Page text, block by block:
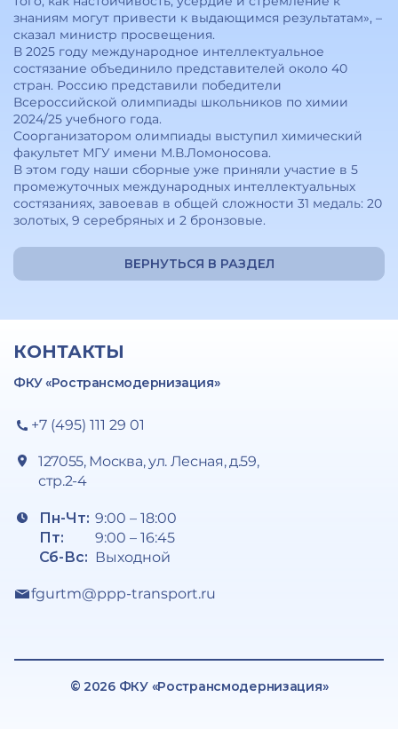
знаниям могут привести к выдающимся результатам», –
сказал министр просвещения.
В 2025 году международное интеллектуальное
состязание объединило представителей около 40
стран. Россию представили победители
Всероссийской олимпиады школьников по химии
2024/25 учебного года.
Соорганизатором олимпиады выступил химический
факультет МГУ имени М.В.Ломоносова.
В этом году наши сборные уже приняли участие в 5
промежуточных международных интеллектуальных
состязаниях, завоевав в общей сложности 31 медаль: 20
золотых, 9 серебряных и 2 бронзовые.
ВЕРНУТЬСЯ В РАЗДЕЛ
КОНТАКТЫ
ФКУ «Ространсмодернизация»
+7 (495) 111 29 01
127055, Москва, ул. Лесная, д.59,
стр.2-4
Пн-Чт:
Пт:
Сб-Вс:
9:00 – 18:00
9:00 – 16:45
Выходной
fgurtm@ppp-transport.ru
© 2026 ФКУ «Ространсмодернизация»